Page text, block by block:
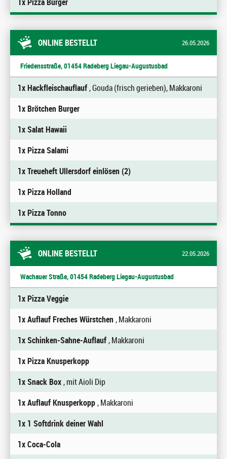
ONLINE BESTELLT 26.05.2026
Friedensstraße, 01454 Radeberg Liegau-Augustusbad
1x Hackfleischauflauf, Gouda (frisch gerieben), Makkaroni
1x Brötchen Burger
1x Salat Hawaii
1x Pizza Salami
1x Treueheft Ullersdorf einlösen (2)
1x Pizza Holland
1x Pizza Tonno
ONLINE BESTELLT 22.05.2026
Wachauer Straße, 01454 Radeberg Liegau-Augustusbad
1x Pizza Veggie
1x Auflauf Freches Würstchen, Makkaroni
1x Schinken-Sahne-Auflauf, Makkaroni
1x Pizza Knusperkopp
1x Snack Box, mit Aioli Dip
1x Auflauf Knusperkopp, Makkaroni
1x 1 Softdrink deiner Wahl
1x Coca-Cola